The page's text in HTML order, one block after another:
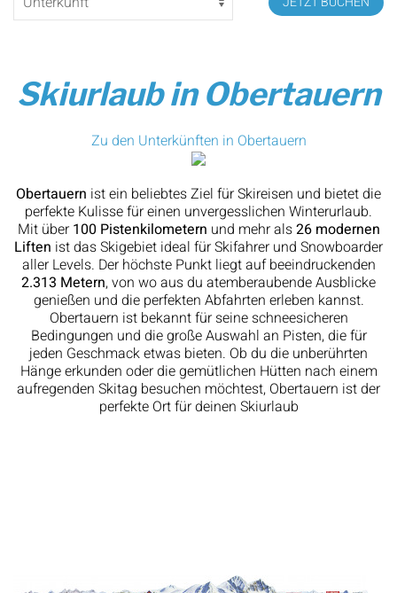
Skiurlaub in Obertauern
Zu den Unterkünften in Obertauern
Obertauern ist ein beliebtes Ziel für Skireisen und bietet die
perfekte Kulisse für einen unvergesslichen Winterurlaub.
Mit über 100 Pistenkilometern und mehr als26 modernen
Liften ist das Skigebiet ideal für Skifahrer und Snowboarder
aller Levels. Der höchste Punkt liegt auf beeindruckenden
2.313 Metern, von wo aus du atemberaubende Ausblicke
genießen und die perfekten Abfahrten erleben kannst.
Obertauern ist bekannt für seine schneesicheren
Bedingungen und die große Auswahl an Pisten, die für
jeden Geschmack etwas bieten. Ob du die unberührten
Hänge erkunden oder die gemütlichen Hütten nach einem
aufregenden Skitag besuchen möchtest, Obertauern ist der
perfekte Ort für deinen Skiurlaub